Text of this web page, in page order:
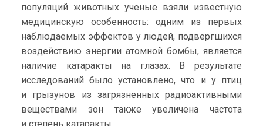
популяций животных ученые взяли известную
медицинскую особенность: одним из первых
наблюдаемых эффектов у людей, подвергшихся
воздействию энергии атомной бомбы, является
наличие катаракты на глазах. В результате
исследований было установлено, что и у птиц
и грызунов из загрязненных радиоактивными
веществами зон также увеличена частота